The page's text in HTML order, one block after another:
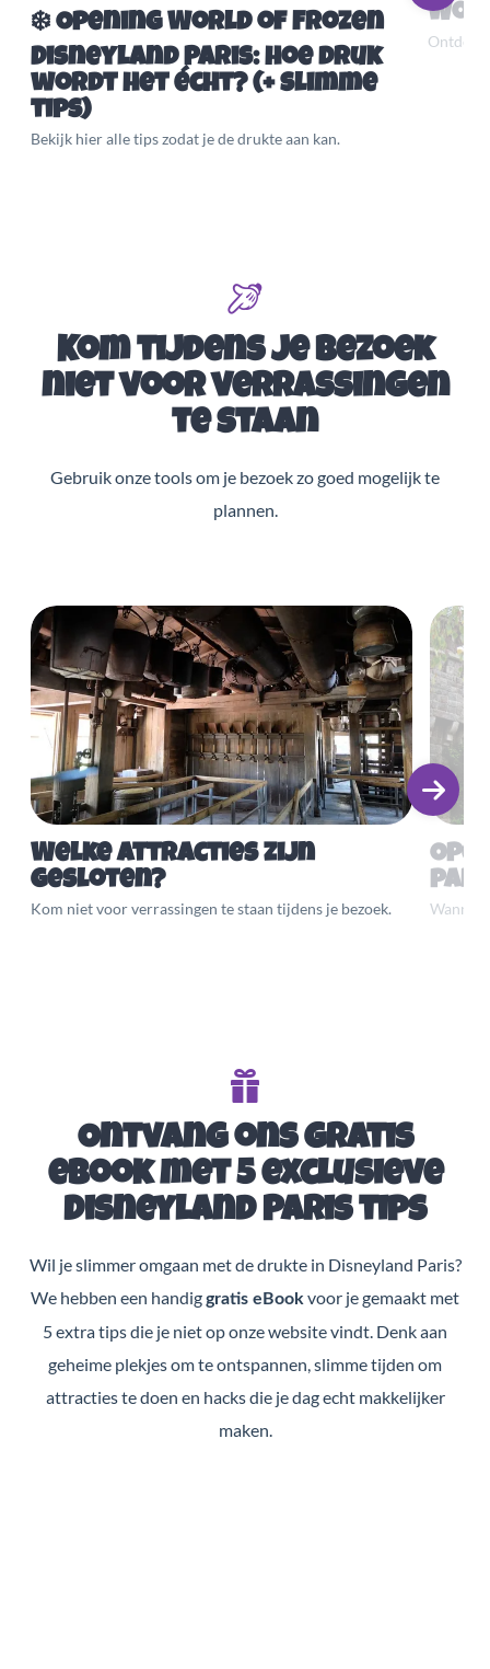
❄️ Opening World of Frozen
Disneyland Paris: hoe druk
wordt het écht? (+ slimme
tips)
Bekijk hier alle tips zodat je de drukte aan kan.
Ontdek
Kom tijdens je bezoek
niet voor verrassingen
te staan
Gebruik onze tools om je bezoek zo goed mogelijk te
plannen.
Welke attracties zijn
gesloten?
Kom niet voor verrassingen te staan tijdens je bezoek.
Ontvang ons gratis
eBook met 5 exclusieve
Disneyland Paris tips
Wil je slimmer omgaan met de drukte in Disneyland Paris?
We hebben een handiggratis eBook voor je gemaakt met
5 extra tips die je niet op onze website vindt. Denk aan
geheime plekjes om te ontspannen, slimme tijden om
attracties te doen en hacks die je dag echt makkelijker
maken.